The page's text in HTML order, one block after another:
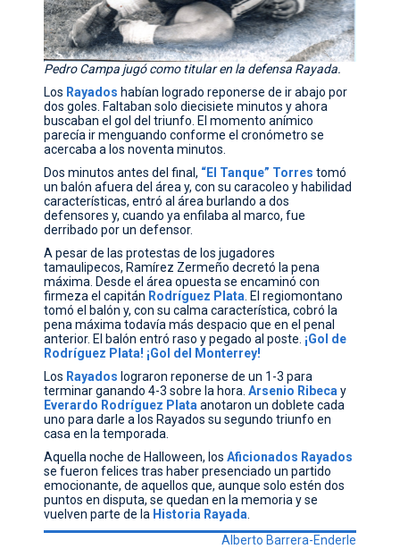
Pedro Campa jugó como titular en la defensa Rayada.
Los Rayados habían logrado reponerse de ir abajo por
dos goles. Faltaban solo diecisiete minutos y ahora
buscaban el gol del triunfo. El momento anímico
parecía ir menguando conforme el cronómetro se
acercaba a los noventa minutos.
Dos minutos antes del final, “El Tanque” Torres tomó
un balón afuera del área y, con su caracoleo y habilidad
características, entró al área burlando a dos
defensores y, cuando ya enfilaba al marco, fue
derribado por un defensor.
A pesar de las protestas de los jugadores
tamaulipecos, Ramírez Zermeño decretó la pena
máxima. Desde el área opuesta se encaminó con
firmeza el capitán Rodríguez Plata. El regiomontano
tomó el balón y, con su calma característica, cobró la
pena máxima todavía más despacio que en el penal
anterior. El balón entró raso y pegado al poste. ¡Gol de
Rodríguez Plata! ¡Gol del
Monterrey!
Los Rayados lograron reponerse de un 1-3 para
terminar ganando 4-3 sobre la hora.Arsenio Ribecay
Everardo Rodríguez Plataanotaron un doblete cada
uno para darle a los Rayados su segundo triunfo en
casa en la temporada.
Aquella noche de Halloween, losAficionados Rayados
se fueron felices tras haber presenciado un partido
emocionante, de aquellos que, aunque solo estén dos
puntos en disputa, se quedan en la memoria y se
vuelven parte de la Historia Rayada.
Alberto Barrera-Enderle